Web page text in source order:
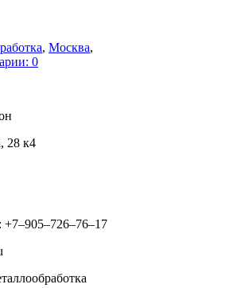
, Москва,
0
28 к4